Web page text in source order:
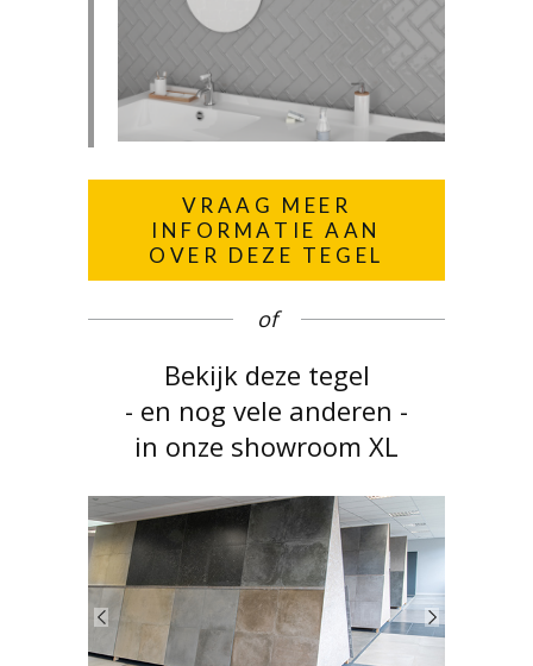
VRAAG MEER
INFORMATIE AAN
OVER DEZE TEGEL
of
Bekijk deze tegel
- en nog vele anderen -
in onze showroom XL